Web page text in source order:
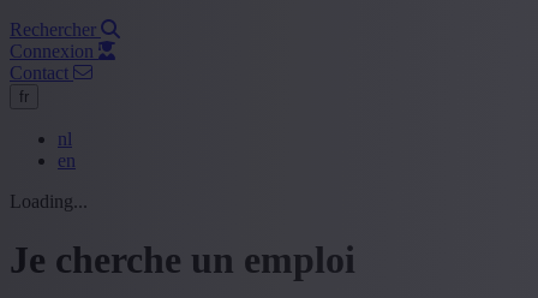
Rechercher
Connexion
Contact
fr
nl
en
Loading...
Je cherche un emploi